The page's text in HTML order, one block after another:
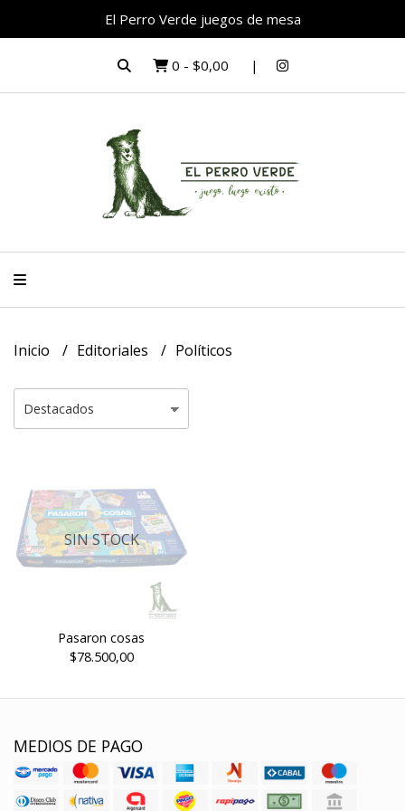
El Perro Verde juegos de mesa
0 - $0,00
Inicio Editoriales Políticos
SIN STOCK
Pasaron cosas
$78.500,00
MEDIOS DE PAGO